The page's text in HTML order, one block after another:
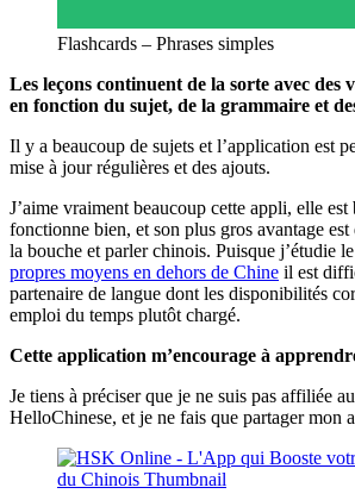
Flashcards – Phrases simples
Les leçons continuent de la sorte avec des
en fonction du sujet, de la grammaire et
Il y a beaucoup de sujets et l’application est
mise à jour régulières et des ajouts.
J’aime vraiment beaucoup cette appli, elle est
fonctionne bien, et son plus gros avantage
la bouche et parler chinois. Puisque j’étudie
propres moyens en dehors de Chine il est
partenaire de langue dont les disponibilités
emploi du temps plutôt chargé.
Cette application m’encourage à
Je tiens à préciser que je ne suis pas affiliée
HelloChinese, et je ne fais que partager mon